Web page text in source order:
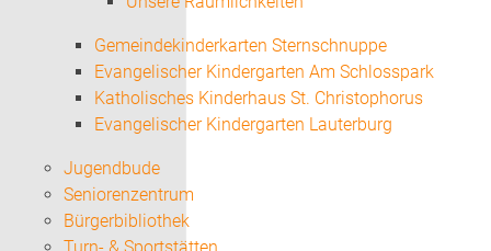
Gemeindekinderkarten Sternschnuppe
Evangelischer Kindergarten Am Schlosspark
Katholisches Kinderhaus St. Christophorus
Evangelischer Kindergarten Lauterburg
Jugendbude
Seniorenzentrum
Bürgerbibliothek